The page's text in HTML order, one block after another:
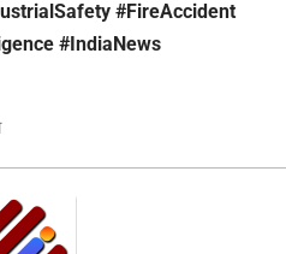
#FireAccident
#IndiaNews